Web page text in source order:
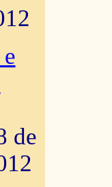
de